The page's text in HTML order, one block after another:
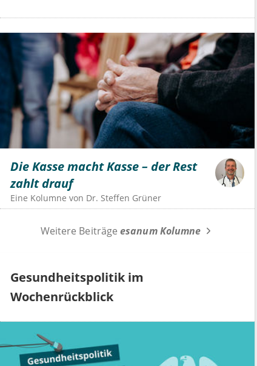
Die Kasse macht Kasse – der Rest
zahlt drauf
Eine Kolumne von Dr. Steffen Grüner
Weitere Beiträgeesanum Kolumne
Gesundheitspolitik im
Wochenrückblick